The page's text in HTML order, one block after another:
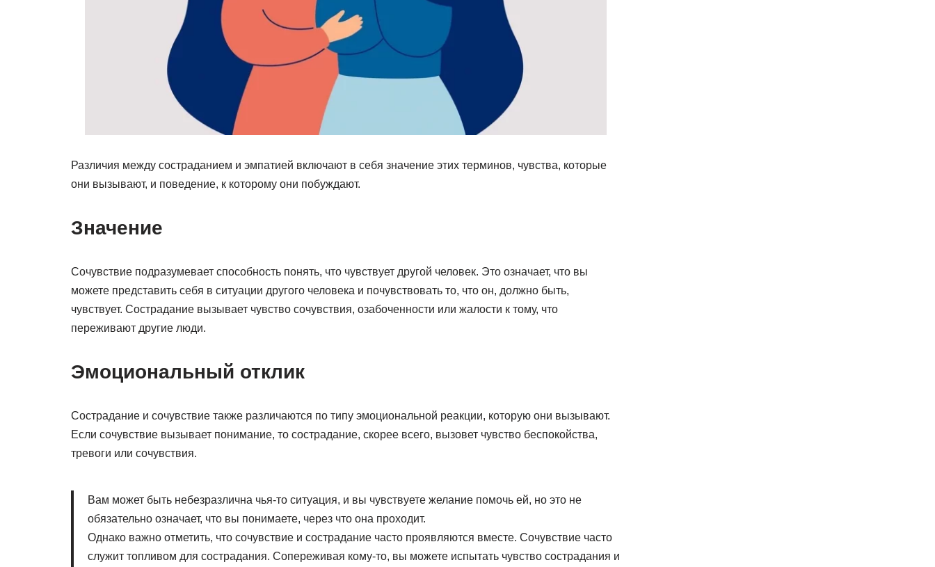
Различия между состраданием и эмпатией включают в себя значение этих терминов, чувства, которые
они вызывают, и поведение, к которому они побуждают.
Значение
Сочувствие подразумевает способность понять, что чувствует другой человек. Это означает, что вы
можете представить себя в ситуации другого человека и почувствовать то, что он, должно быть,
чувствует. Сострадание вызывает чувство сочувствия, озабоченности или жалости к тому, что
переживают другие люди.
Эмоциональный отклик
Сострадание и сочувствие также различаются по типу эмоциональной реакции, которую они вызывают.
Если сочувствие вызывает понимание, то сострадание, скорее всего, вызовет чувство беспокойства,
тревоги или сочувствия.
Вам может быть небезразлична чья-то ситуация, и вы чувствуете желание помочь ей, но это не
обязательно означает, что вы понимаете, через что она проходит.
Однако важно отметить, что сочувствие и сострадание часто проявляются вместе. Сочувствие часто
служит топливом для сострадания. Сопереживая кому-то, вы можете испытать чувство сострадания и